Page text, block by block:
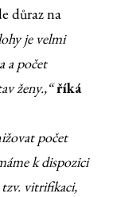
důraz na
je velmi
a počet
ženy.,“říká
počet
k dispozici
vitrifikaci,